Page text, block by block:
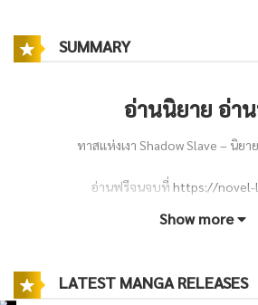
SUMMARY
อ่านนิยาย อ่า
ทาสแห่งเงา Shadow Slave – นิย
อ่านฟรีจนจบที่ https://novel-
ทุกมุมโลก แต่ด้วยเงินเดือนอันน้อยนิด เขาไม่มี
Show more
LATEST MANGA RELEASES